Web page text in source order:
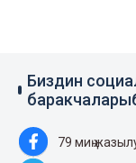
Биздин
79 миң